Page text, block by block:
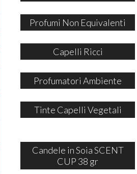
Profumi Non Equivalenti
Capelli Ricci
Profumatori Ambiente
Tinte Capelli Vegetali
Candele in Soia SCENT
CUP 38 gr